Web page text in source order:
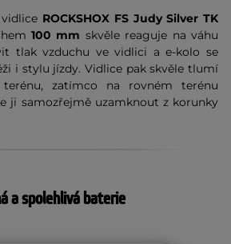
ROCKSHOX FS Judy Silver TK
100 mm skvěle reaguje na váhu
tlak vzduchu ve vidlici a e-kolo se
i stylu jízdy. Vidlice pak skvěle tlumí
zatímco na rovném terénu
ji samozřejmě uzamknout z korunky
a spolehlivá baterie